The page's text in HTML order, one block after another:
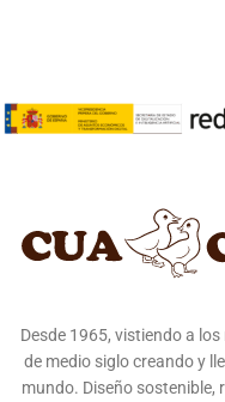
Desde 1965, vistiendo a
de medio siglo creando y
mundo. Diseño sostenible,